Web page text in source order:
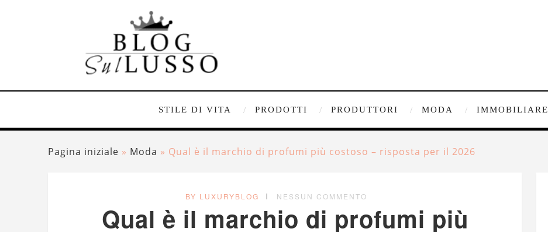
STILE DI VITA PRODOTTI PRODUTTORI MODA IMMOBILIARE
Pagina iniziale » Moda » Qual è il marchio di profumi più costoso – risposta per il 2026
BY LUXURYBLOG NESSUN COMMENTO
Qual è il marchio di profumi più